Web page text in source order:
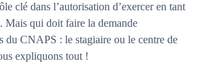
clé dans l’autorisation d’exercer en tant
Mais qui doit faire la demande
du CNAPS : le stagiaire ou le centre de
expliquons tout !